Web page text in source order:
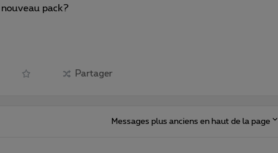
pack?
Partager
Messages plus anciens en haut de la page